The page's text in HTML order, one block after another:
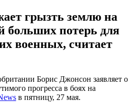
грызть землю на
больших потерь для
военных, считает
Борис Джонсон заявляет о
прогресса в боях на
в пятницу, 27 мая.